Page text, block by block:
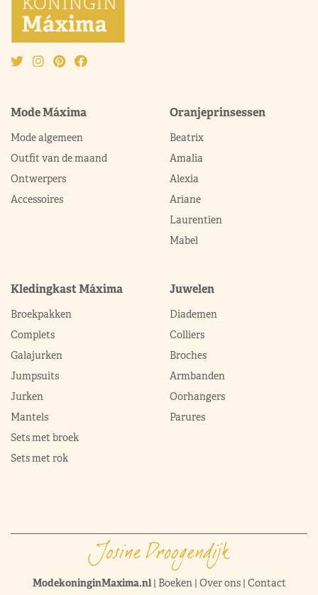
Mode Máxima
Mode algemeen
Outfit van de maand
Ontwerpers
Accessoires
Oranjeprinsessen
Beatrix
Amalia
Alexia
Ariane
Laurentien
Mabel
Kledingkast Máxima
Broekpakken
Complets
Galajurken
Jumpsuits
Jurken
Mantels
Sets met broek
Sets met rok
Juwelen
Diademen
Colliers
Broches
Armbanden
Oorhangers
Parures
ModekoninginMaxima.nl| Boeken| Over ons| Contact